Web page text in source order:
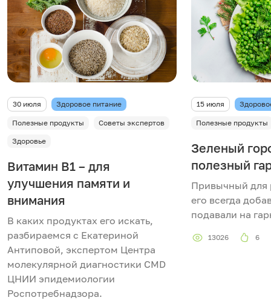
30 июля Здоровое питание
Полезные продукты
Советы экспертов
Здоровье
Витамин В1 – для
улучшения памяти и
внимания
В каких продуктах его искать,
разбираемся с Екатериной
Антиповой, экспертом Центра
молекулярной диагностики CMD
ЦНИИ эпидемиологии
Роспотребнадзора.
15 июля
Полезные продукты
Зеленый
полезный
Привычный для
его всегда
подавали на
13026 6